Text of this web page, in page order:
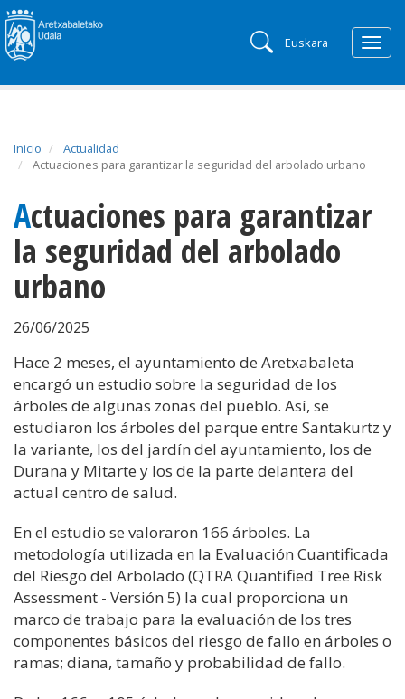
Euskara
Inicio
Actualidad
Actuaciones para garantizar la seguridad del arbolado urbano
Actuaciones para garantizar
la seguridad del arbolado
urbano
26/06/2025
Hace 2 meses, el ayuntamiento de Aretxabaleta
encargó un estudio sobre la seguridad de los
árboles de algunas zonas del pueblo. Así, se
estudiaron los árboles del parque entre Santakurtz y
la variante, los del jardín del ayuntamiento, los de
Durana y Mitarte y los de la parte delantera del
actual centro de salud.
En el estudio se valoraron 166 árboles. La
metodología utilizada en la Evaluación Cuantificada
del Riesgo del Arbolado (QTRAQuantified Tree Risk
Assessment - Versión 5) la cual proporciona un
marco de trabajo para la evaluación de los tres
componentes básicos del riesgo de fallo en árboles o
ramas; diana, tamaño y probabilidad de fallo.